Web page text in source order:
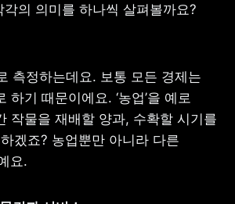
의 의미를 하나씩 살펴볼까요?
측정하는데요. 보통 모든 경제는
하기 때문이에요. ‘농업’을 예로
작물을 재배할 양과, 수확할 시기를
겠죠? 농업뿐만 아니라 다른
요.